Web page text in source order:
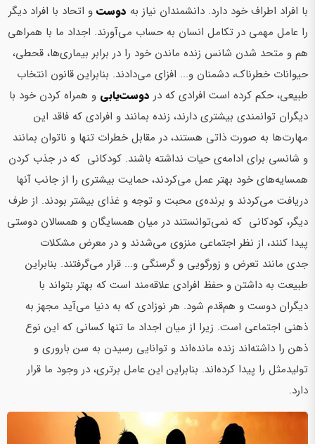
با افراد اطراف خود دارد. دانشمندان نیاز به دوست و اتحاد با افراد دیگر
را عامل مهمی در تکامل انسان به حساب می‌­آورند. اجداد ما با همراهی
هم و متحد شدن شانس زنده ماندن خود را در برابر بیماری­‌ها، قحطی،
حیوانات خطرناک، دشمنان و... افزای می­‌دادند. بنابراین قانون انتخاب
طبیعی، حکم کرده است افرادی که در دوست‌یابی و همراه کردن خود با
دیگران توانمندی بیشتری دارند، زنده بمانند و افرادی که فاقد این
مهارت­‌ها به صورت ذاتی هستند، در مقابل خطرات تنها و ناتوان بمانند
و شانسی برای ادامه‌­ی حیات نداشته باشند. کودکانی که در جذب کردن
همسایه‌­های خود بهتر عمل می­‌کردند، حمایت بیشتری را از جانب آن­ها
دریافت می‌کردند و برنده­‌ی محبت و توجه و غذای بیشتر بودند. از طرف
دیگر، کودکانی که نمی‌توانستند در میان همسایگان و همسالان دوستی
پیدا کنند، از نظر اجتماعی منزوی می‌شدند و در معرض مشکلات
جدی مانند تعرض و زورگویی و گرسنگی و... قرار می‌گرفتند. بنابراین
طبیعت به داشتن و حفظ افرادی علاقه‌مند است که بهتر بتواند با
دیگران دوست و هم‌قدم شود. هر نوزادی که به دنیا می‌­آید مجهز به
ذهنی اجتماعی است. زیرا از میان اجداد ما تنها کسانی که این نوع
ذهن را داشته­‌اند زنده مانده­‌اند و توانایی رسیدن به سن باروری و
تولیدمثل را پیدا کرده­‌اند. بنابراین این عامل برتری، در وجود ما قرار
دارد.